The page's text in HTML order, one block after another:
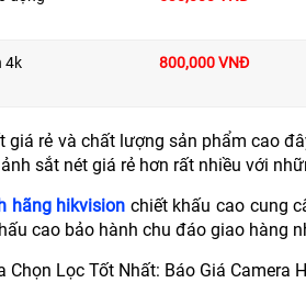
4k 800,000 VNĐ
giá rẻ và chất lượng sản phẩm cao
sắt nét giá rẻ hơn rất nhiều với
hãng hikvision chiết khấu cao cung
cao bảo hành chu đáo giao hàng
Chọn Lọc Tốt Nhất: Báo Giá Camera